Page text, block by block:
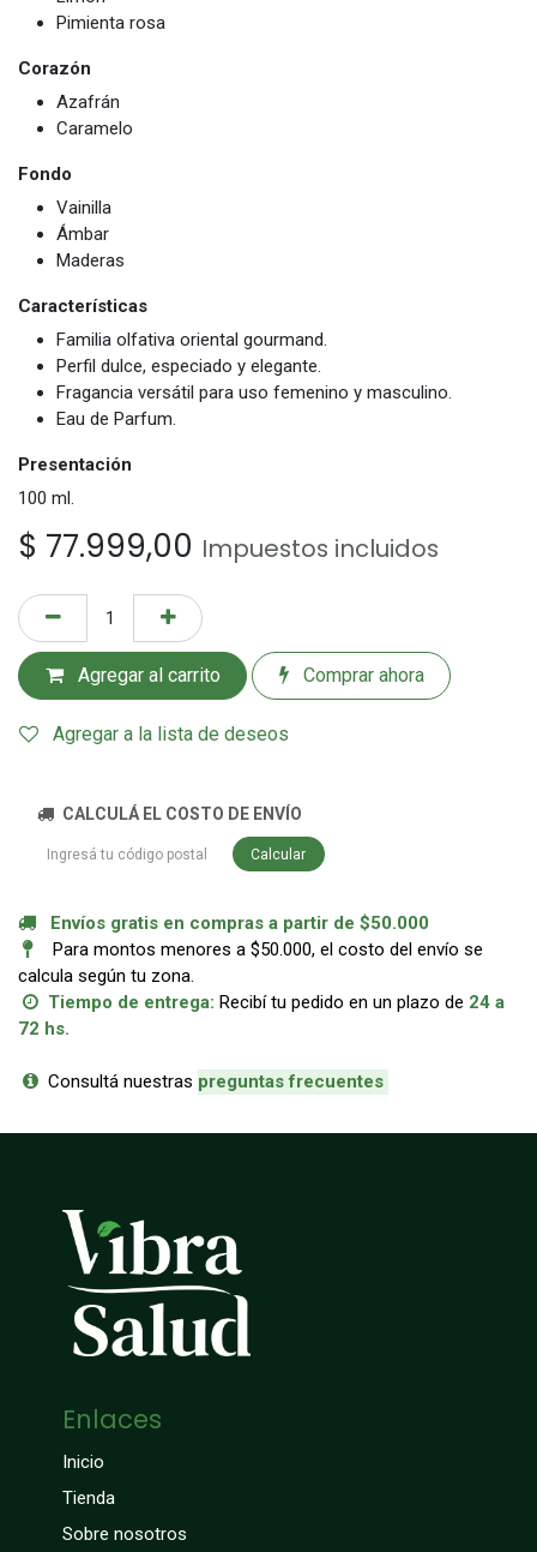
Pimienta rosa
Corazón
Azafrán
Caramelo
Fondo
Vainilla
Ámbar
Maderas
Características
Familia olfativa oriental gourmand.
Perfil dulce, especiado y elegante.
Fragancia versátil para uso femenino y masculino.
Eau de Parfum.
Presentación
100 ml.
$ 77.999,00 Impuestos incluidos
Agregar al carrito Comprar ahora
Agregar a la lista de deseos
CALCULÁ EL COSTO DE ENVÍO
Calcular
Envíos gratis en compras a partir de $50.000
Para montos menores a $50.000, el costo del envío se
calcula según tu zona.
Tiempo de entrega: Recibí tu pedido en un plazo de 24 a
72 hs.
Consultá nuestras preguntas frecuentes
Enlaces
Inicio
Tienda
Sobre nosotros